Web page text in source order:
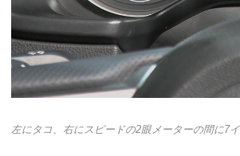
左にタコ、右にスピードの2眼メーターの間に7